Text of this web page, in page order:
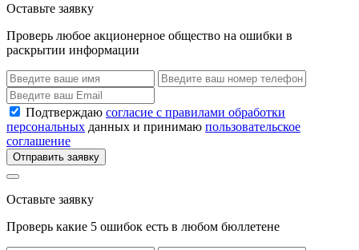
Оставьте заявку
Проверь любое акционерное общество на ошибки в
раскрытии информации
Подтверждаю согласие с правилами обработки
персональных данных и принимаю пользовательское
соглашение
Отправить заявку
Оставьте заявку
Проверь какие 5 ошибок есть в любом бюллетене